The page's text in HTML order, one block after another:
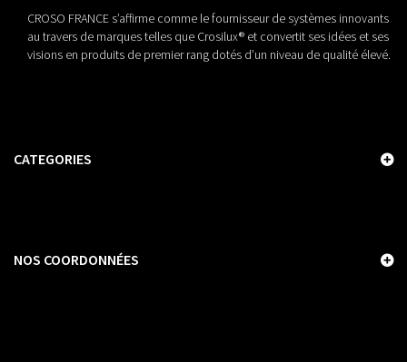
CROSO FRANCE s’affirme comme le fournisseur de systèmes innovants
au travers de marques telles que Crosilux® et convertit ses idées et ses
visions en produits de premier rang dotés d’un niveau de qualité élevé.
CATEGORIES
NOS COORDONNÉES